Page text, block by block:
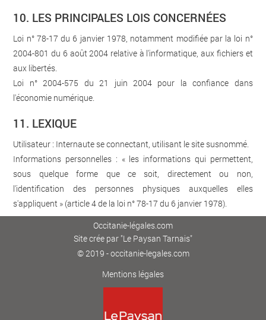
10. LES PRINCIPALES LOIS CONCERNÉES
Loi n° 78-17 du 6 janvier 1978, notamment modifiée par la loi n°
2004-801 du 6 août 2004 relative à l'informatique, aux fichiers et
aux libertés.
Loi n° 2004-575 du 21 juin 2004 pour la confiance dans
l'économie numérique.
11. LEXIQUE
Utilisateur : Internaute se connectant, utilisant le site susnommé.
Informations personnelles : « les informations qui permettent,
sous quelque forme que ce soit, directement ou non,
l'identification des personnes physiques auxquelles elles
s'appliquent » (article 4 de la loi n° 78-17 du 6 janvier 1978).
Occitanie-légales.com
Site crée par "Le Paysan Tarnais"
© 2019 - occitanie-legales.com
Mentions légales